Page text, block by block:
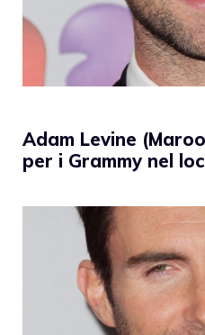
Adam Levine
per i Grammy nel